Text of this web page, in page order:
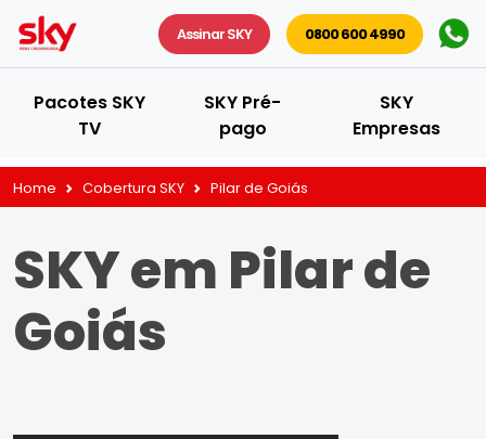
Assinar SKY 0800 600 4990
Pacotes SKY
TV
SKY Pré-
pago
SKY
Empresas
Home Cobertura SKY Pilar de Goiás
SKY em Pilar de
Goiás